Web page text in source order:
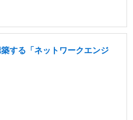
する「ネットワークエンジ